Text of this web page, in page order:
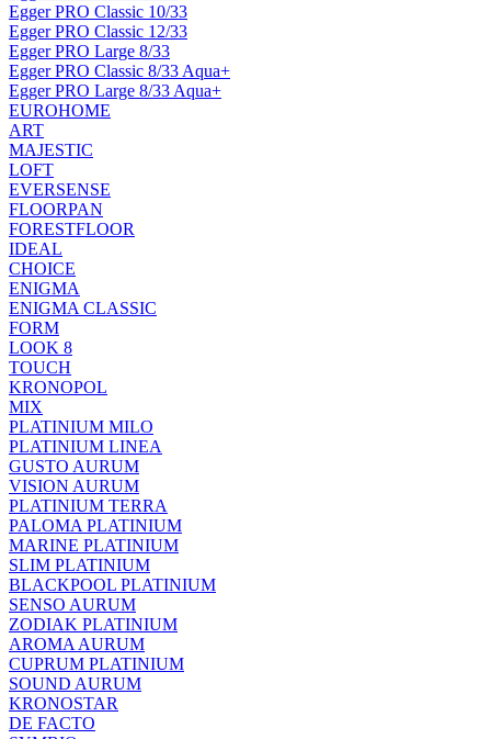
Egger PRO Classic 10/33
Egger PRO Classic 12/33
Egger PRO Large 8/33
Egger PRO Classic 8/33 Aqua+
Egger PRO Large 8/33 Aqua+
EUROHOME
ART
MAJESTIC
LOFT
EVERSENSE
FLOORPAN
FORESTFLOOR
IDEAL
CHOICE
ENIGMA
ENIGMA CLASSIC
FORM
LOOK 8
TOUCH
KRONOPOL
MIX
PLATINIUM MILO
PLATINIUM LINEA
GUSTO AURUM
VISION AURUM
PLATINIUM TERRA
PALOMA PLATINIUM
MARINE PLATINIUM
SLIM PLATINIUM
BLACKPOOL PLATINIUM
SENSO AURUM
ZODIAK PLATINIUM
AROMA AURUM
CUPRUM PLATINIUM
SOUND AURUM
KRONOSTAR
DE FACTO